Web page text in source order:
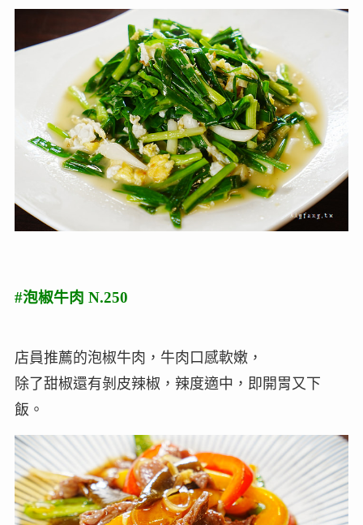
#泡椒牛肉 N.250
店員推薦的泡椒牛肉，牛肉口感軟嫩，
除了甜椒還有剝皮辣椒，辣度適中，即開胃又下
飯。